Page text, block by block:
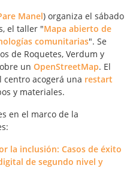
Manel) organiza el sábado
el taller "Mapa abierto de
comunitarias". Se
de Roquetes, Verdum y
un OpenStreetMap. El
centro acogerá una restart
y materiales.
en el marco de la
la inclusión: Casos de éxito
de segundo nivel y